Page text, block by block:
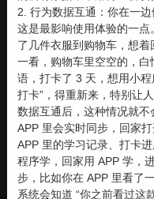
2. 行为数据互通：你在一
这是最影响使用体验的一
了几件衣服到购物车，想
一看，购物车里空空的，
语，打卡了 3 天，想用小
打卡”，得重新来，特别让人
数据互通后，这种情况就不
APP 里会实时同步，回家
APP 里的学习记录、打卡
程序学，回家用 APP 学，
步，比如你在 APP 里看了
系统会知道 “你之前看过这